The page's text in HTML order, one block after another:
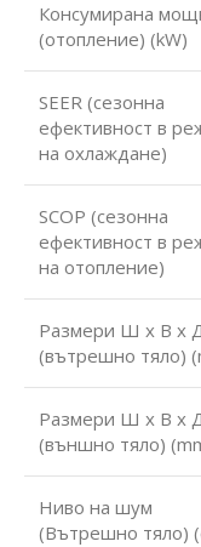
Консумирана
(отопление) (kW)
SEER (сезонна
ефективност в
на охлаждане)
SCOP (сезонна
ефективност в
на отопление)
Размери Ш х В х
(вътрешно тяло)
Размери Ш х В х
(външно тяло)
Ниво на шум
(Вътрешно тяло)